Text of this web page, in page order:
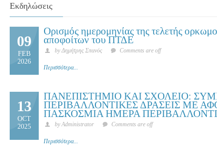
Εκδηλώσεις
09
FEB
2026
Ορισμός ημερομηνίας της τελετής
αποφοίτων του ΠΤΔΕ
by Δημήτρης Σπανός Comments are off
Περισσότερα...
13
OCT
2025
ΠΑΝΕΠΙΣΤΗΜΙΟ ΚΑΙ ΣΧΟΛΕΙΟ:
ΠΕΡΙΒΑΛΛΟΝΤΙΚΕΣ ΔΡΑΣΕΙΣ ΜΕ
ΠΑΣΚΟΣΜΙΑ ΗΜΕΡΑ
by Administrator Comments are off
Περισσότερα...